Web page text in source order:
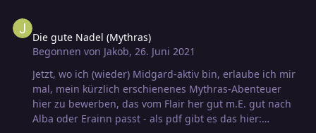
Die gute Nadel (Mythras)
Begonnen von Jakob,26. Juni 2021
Jetzt, wo ich (wieder) Midgard-aktiv bin, erlaube ich mir
mal, mein kürzlich erschienenes Mythras-Abenteuer
hier zu bewerben, das vom Flair her gut m.E. gut nach
Alba oder Erainn passt - als pdf gibt es das hier: